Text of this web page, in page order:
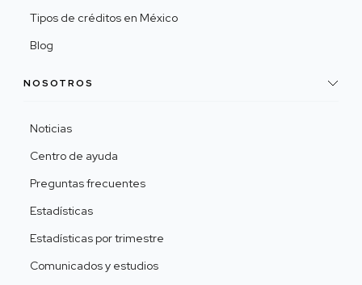
Tipos de créditos en México
Blog
NOSOTROS
Noticias
Centro de ayuda
Preguntas frecuentes
Estadísticas
Estadísticas por trimestre
Comunicados y estudios